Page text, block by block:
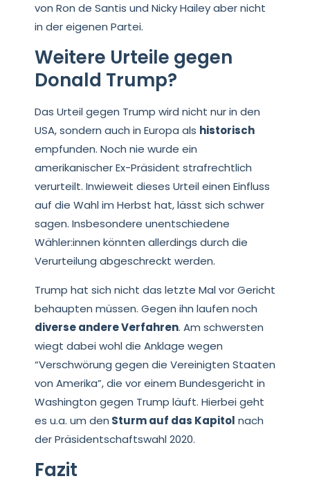
von Ron de Santis und Nicky Hailey aber nicht
in der eigenen Partei.
Weitere Urteile gegen
Donald Trump?
Das Urteil gegen Trump wird nicht nur in den
USA, sondern auch in Europa als historisch
empfunden. Noch nie wurde ein
amerikanischer Ex-Präsident strafrechtlich
verurteilt. Inwieweit dieses Urteil einen Einfluss
auf die Wahl im Herbst hat, lässt sich schwer
sagen. Insbesondere unentschiedene
Wähler:innen könnten allerdings durch die
Verurteilung abgeschreckt werden.
Trump hat sich nicht das letzte Mal vor Gericht
behaupten müssen. Gegen ihn laufen noch
diverse andere Verfahren. Am schwersten
wiegt dabei wohl die Anklage wegen
“Verschwörung gegen die Vereinigten Staaten
von Amerika”, die vor einem Bundesgericht in
Washington gegen Trump läuft. Hierbei geht
es u.a. um den Sturm auf das Kapitol nach
der Präsidentschaftswahl 2020.
Fazit